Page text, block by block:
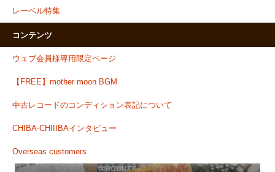
レーベル特集
コンテンツ
ウェブ会員様専用限定ページ
【FREE】mother moon BGM
中古レコードのコンディション表記について
CHIBA-CHIIIBAインタビュー
Overseas customers